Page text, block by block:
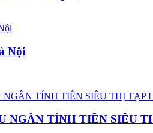
Nội
NGÂN TÍNH TIỀN SIÊU